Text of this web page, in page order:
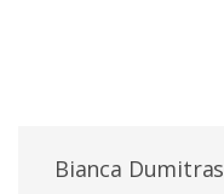
Bianca Dumitras